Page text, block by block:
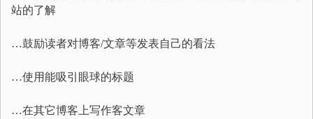
站的了解
…鼓励读者对博客/文章等发表自己的看法
…使用能吸引眼球的标题
…在其它博客上写作客文章